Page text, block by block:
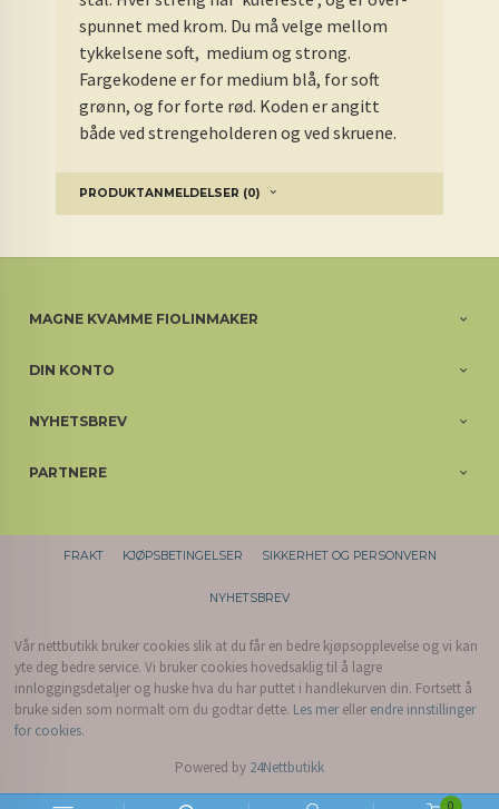
spunnet med krom. Du må velge mellom
tykkelsene soft, medium og strong.
Fargekodene er for medium blå, for soft
grønn, og for forte rød. Koden er angitt
både ved strengeholderen og ved skruene.
PRODUKTANMELDELSER (0)
MAGNE KVAMME FIOLINMAKER
DIN KONTO
NYHETSBREV
PARTNERE
FRAKT KJØPSBETINGELSER SIKKERHET OG PERSONVERN
NYHETSBREV
Vår nettbutikk bruker cookies slik at du får en bedre kjøpsopplevelse og vi kan
yte deg bedre service. Vi bruker cookies hovedsaklig til å lagre
innloggingsdetaljer og huske hva du har puttet i handlekurven din. Fortsett å
bruke siden som normalt om du godtar dette. Les mereller endre innstillinger
for cookies.
Powered by 24Nettbutikk